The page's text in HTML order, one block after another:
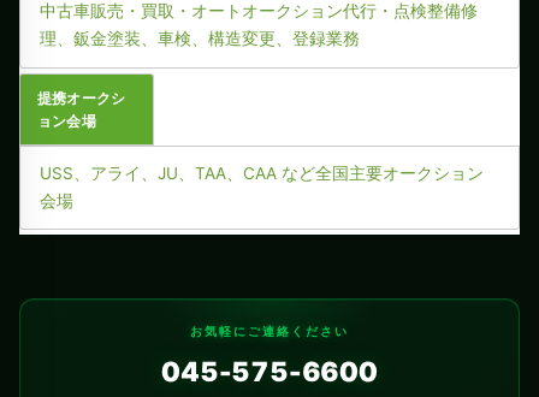
中古車販売・買取・オートオークション代行・点検整備修
理、鈑金塗装、車検、構造変更、登録業務
提携オークシ
ョン会場
USS、アライ、JU、TAA、CAA など全国主要オークション
会場
お気軽にご連絡ください
045-575-6600